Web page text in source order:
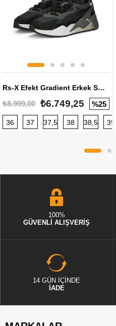
Rs-X Efekt Gradient Erkek Sneaker
₺8.999,00 ₺6.749,25 %25
36 37 37,5 38 38,5 39
100%
GÜVENLİ ALIŞVERİŞ
14 GÜN İÇİNDE
İADE